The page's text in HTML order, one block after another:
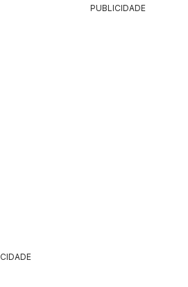
PUBLICIDADE